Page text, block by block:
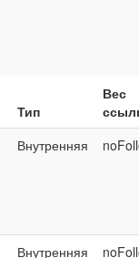
Тип
Вес
Внутренняя
Внутренняя